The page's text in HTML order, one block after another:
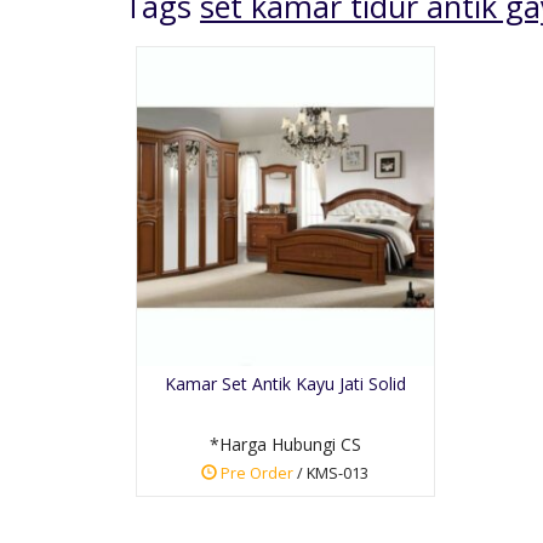
Kamar Set Antik Kayu Jati Solid
*Harga Hubungi CS
Pre Order/ KMS-013
Pre Order